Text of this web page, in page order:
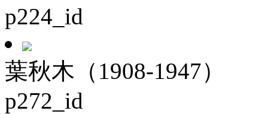
p224_id
葉秋木（1908-1947）
p272_id